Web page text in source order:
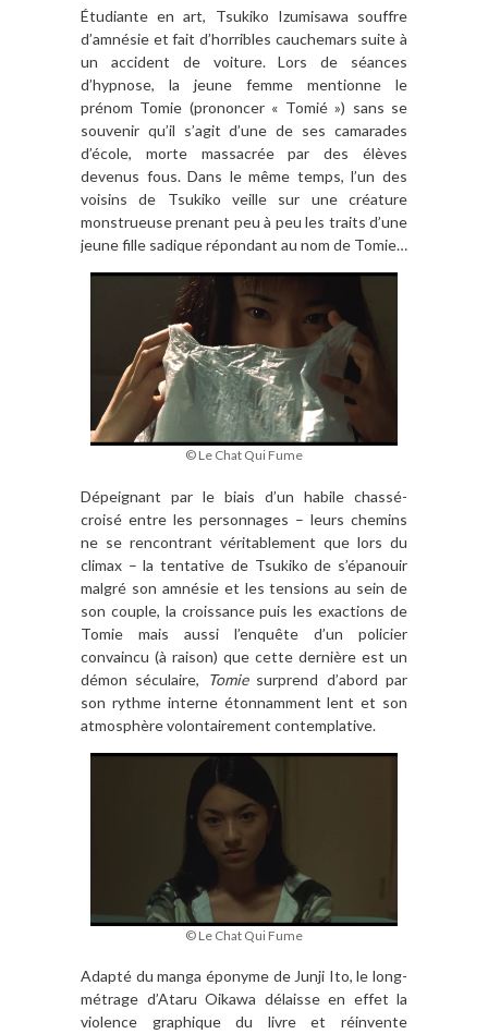
Étudiante en art, Tsukiko Izumisawa souffre
d’amnésie et fait d’horribles cauchemars suite à
un accident de voiture. Lors de séances
d’hypnose, la jeune femme mentionne le
prénom Tomie (prononcer « Tomié ») sans se
souvenir qu’il s’agit d’une de ses camarades
d’école, morte massacrée par des élèves
devenus fous. Dans le même temps, l’un des
voisins de Tsukiko veille sur une créature
monstrueuse prenant peu à peu les traits d’une
jeune fille sadique répondant au nom de Tomie…
© Le Chat Qui Fume
Dépeignant par le biais d’un habile chassé-
croisé entre les personnages – leurs chemins
ne se rencontrant véritablement que lors du
climax – la tentative de Tsukiko de s’épanouir
malgré son amnésie et les tensions au sein de
son couple, la croissance puis les exactions de
Tomie mais aussi l’enquête d’un policier
convaincu (à raison) que cette dernière est un
démon séculaire,
Tomiesurprend d’abord par
son rythme interne étonnamment lent et son
atmosphère volontairement contemplative.
© Le Chat Qui Fume
Adapté du manga éponyme de Junji Ito, le long-
métrage d’Ataru Oikawa délaisse en effet la
violence graphique du livre et réinvente